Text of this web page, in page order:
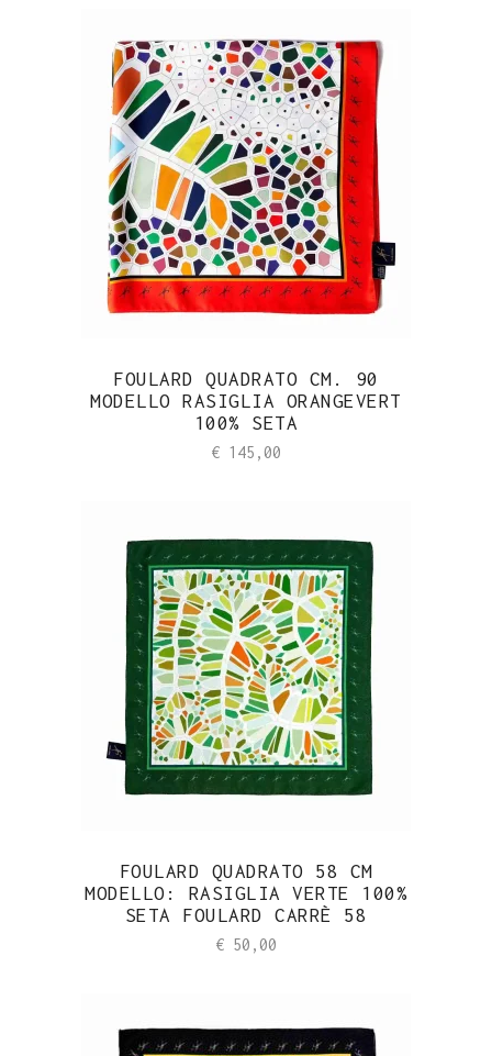
FOULARD QUADRATO CM. 90
MODELLO RASIGLIA ORANGEVERT
100% SETA
€ 145,00
FOULARD QUADRATO 58 CM
MODELLO: RASIGLIA VERTE 100%
SETA FOULARD CARRÈ 58
€ 50,00